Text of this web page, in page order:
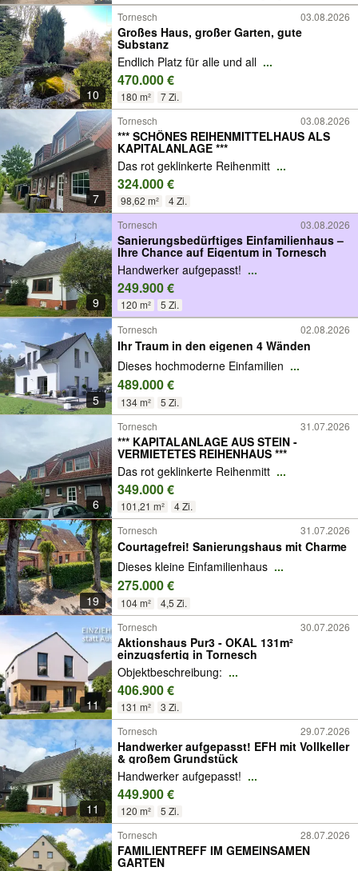
10
Tornesch 03.08.2026
Großes Haus, großer Garten, gute
Substanz
Endlich Platz für alle und all ...
470.000 €
180 m² 7 Zi.
7
Tornesch 03.08.2026
*** SCHÖNES REIHENMITTELHAUS ALS
KAPITALANLAGE ***
Das rot geklinkerte Reihenmitt ...
324.000 €
98,62 m² 4 Zi.
9
Tornesch 03.08.2026
Sanierungsbedürftiges Einfamilienhaus –
Ihre Chance auf Eigentum in Tornesch
Handwerker aufgepasst! ...
249.900 €
120 m² 5 Zi.
5
Tornesch 02.08.2026
Ihr Traum in den eigenen 4 Wänden
Dieses hochmoderne Einfamilien ...
489.000 €
134 m² 5 Zi.
6
Tornesch 31.07.2026
*** KAPITALANLAGE AUS STEIN -
VERMIETETES REIHENHAUS ***
Das rot geklinkerte Reihenmitt ...
349.000 €
101,21 m² 4 Zi.
19
Tornesch 31.07.2026
Courtagefrei! Sanierungshaus mit Charme
Dieses kleine Einfamilienhaus ...
275.000 €
104 m² 4,5 Zi.
11
Tornesch 30.07.2026
Aktionshaus Pur3 - OKAL 131m²
einzugsfertig in Tornesch
Objektbeschreibung: ...
406.900 €
131 m² 3 Zi.
11
Tornesch 29.07.2026
Handwerker aufgepasst! EFH mit Vollkeller
& großem Grundstück
Handwerker aufgepasst! ...
449.900 €
120 m² 5 Zi.
Tornesch 28.07.2026
FAMILIENTREFF IM GEMEINSAMEN
GARTEN